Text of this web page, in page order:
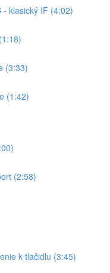
- klasický IF (4:02)
(3:33)
(1:42)
(2:58)
k tlačidlu (3:45)